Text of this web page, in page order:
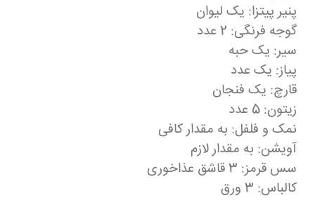
پنیر پیتزا: یک لیوان
گوجه فرنگی: 2 عدد
سیر: یک حبه
پیاز: یک عدد
قارچ: یک فنجان
زیتون: 5 عدد
نمک و فلفل: به مقدار کافی
آویشن: به مقدار لازم
سس قرمز: 3 قاشق عذاخوری
کالباس: 3 ورق